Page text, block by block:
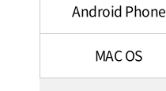
Android Phone
MAC OS